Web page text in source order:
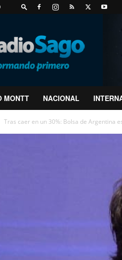
MONTT NACIONAL
Tras caer en un 30%: Bolsa de Argentina